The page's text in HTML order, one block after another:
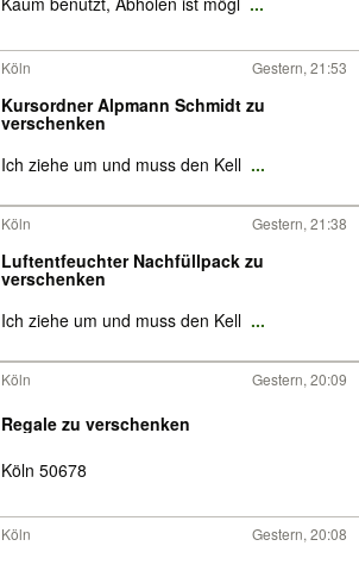
Köln Gestern, 21:53
Kursordner Alpmann Schmidt zu
verschenken
Ich ziehe um und muss den Kell ...
Köln Gestern, 21:38
Luftentfeuchter Nachfüllpack zu
verschenken
Ich ziehe um und muss den Kell ...
Köln Gestern, 20:09
Regale zu verschenken
Köln 50678
Köln Gestern, 20:08